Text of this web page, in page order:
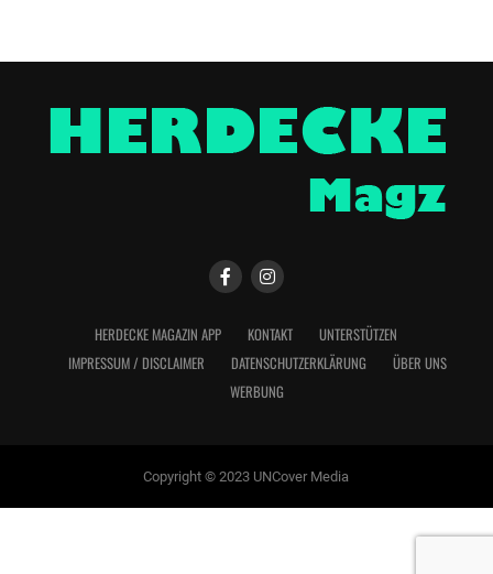
HERDECKE MAGAZIN APP KONTAKT
UNTERSTÜTZEN
IMPRESSUM / DISCLAIMER
DATENSCHUTZERKLÄRUNG
ÜBER UNS
WERBUNG
Copyright © 2023 UNCover Media